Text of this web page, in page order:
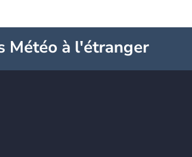
Météo à l'étranger